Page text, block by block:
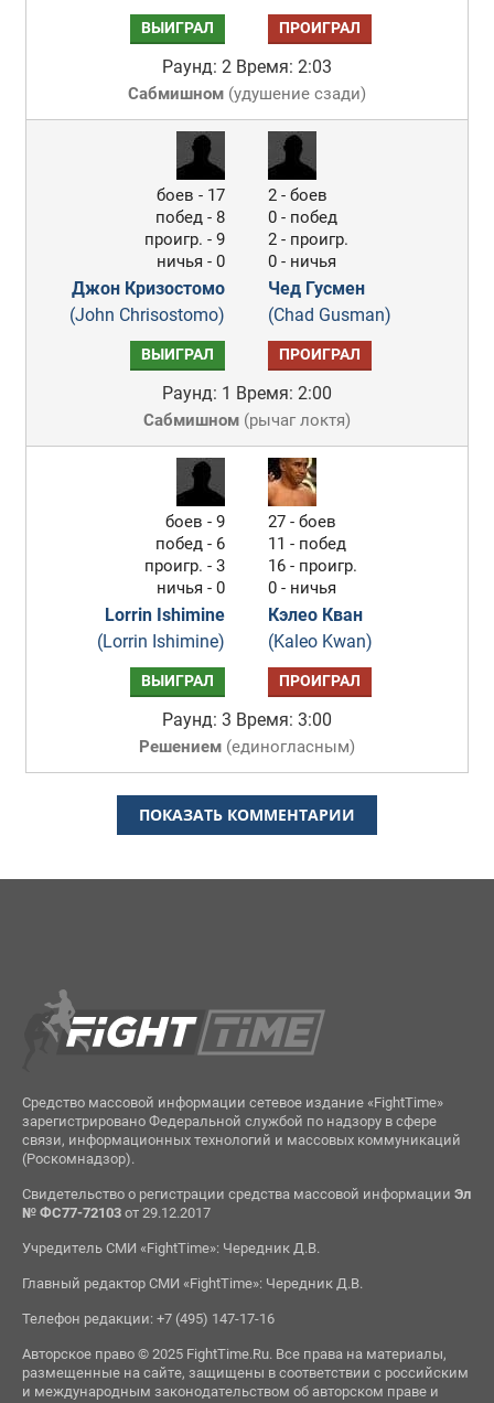
ВЫИГРАЛ ПРОИГРАЛ
Раунд: 2 Время: 2:03
Сабмишном(удушение сзади)
боев - 17
побед - 8
проигр. - 9
ничья - 0
Джон Кризостомо
(John Chrisostomo)
2 - боев
0 - побед
2 - проигр.
0 - ничья
Чед Гусмен
(Chad Gusman)
ВЫИГРАЛ ПРОИГРАЛ
Раунд: 1 Время: 2:00
Сабмишном(рычаг локтя)
боев - 9
побед - 6
проигр. - 3
ничья - 0
Lorrin Ishimine
(Lorrin Ishimine)
27 - боев
11 - побед
16 - проигр.
0 - ничья
Кэлео Кван
(Kaleo Kwan)
ВЫИГРАЛ ПРОИГРАЛ
Раунд: 3 Время: 3:00
Решением(единогласным)
ПОКАЗАТЬ КОММЕНТАРИИ
Средство массовой информации сетевое издание «FightTime»
зарегистрировано Федеральной службой по надзору в сфере
связи, информационных технологий и массовых коммуникаций
(Роскомнадзор).
Свидетельство о регистрации средства массовой информации Эл
№ ФС77-72103от 29.12.2017
Учредитель СМИ «FightTime»: Чередник Д.В.
Главный редактор СМИ «FightTime»: Чередник Д.В.
Телефон редакции: +7 (495) 147-17-16
Авторское право © 2025 FightTime.Ru. Все права на материалы,
размещенные на сайте, защищены в соответствии с российским
и международным законодательством об авторском праве и